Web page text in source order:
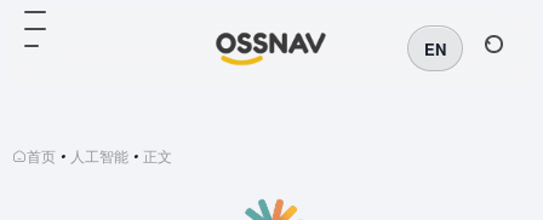
EN
首页 • 人工智能 • 正文